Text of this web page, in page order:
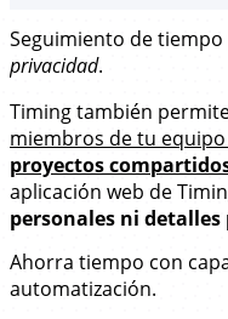
Seguimiento de
privacidad.
Timing también
miembros de tu
proyectos
aplicación web de
personales ni detalles
Ahorra tiempo con
automatización.